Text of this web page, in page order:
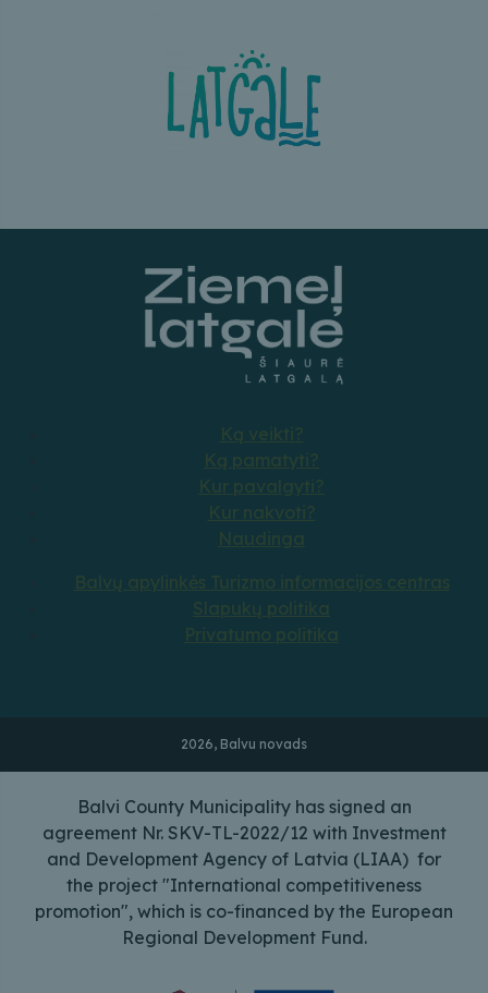
Ką veikti?
Ką pamatyti?
Kur pavalgyti?
Kur nakvoti?
Naudinga
Balvų apylinkės Turizmo informacijos centras
Slapukų politika
Privatumo politika
2026, Balvu novads
Balvi County Municipality has signed an
agreement Nr. SKV-TL-2022/12 with Investment
and Development Agency of Latvia (LIAA) for
the project "International competitiveness
promotion", which is co-financed by the European
Regional Development Fund.